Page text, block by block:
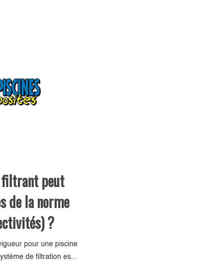
filtrant peut
de la norme
?
pour une piscine
de filtration es...